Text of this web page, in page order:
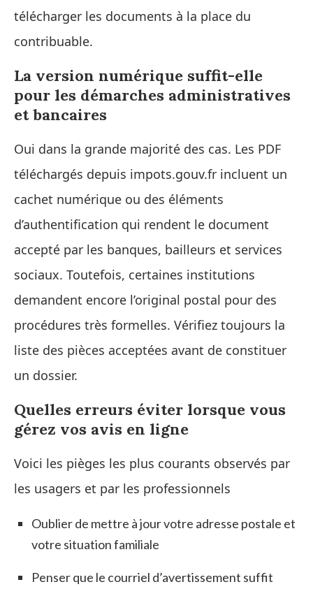
télécharger les documents à la place du
contribuable.
La version numérique suffit-elle
pour les démarches administratives
et bancaires
Oui dans la grande majorité des cas. Les PDF
téléchargés depuis impots.gouv.fr incluent un
cachet numérique ou des éléments
d’authentification qui rendent le document
accepté par les banques, bailleurs et services
sociaux. Toutefois, certaines institutions
demandent encore l’original postal pour des
procédures très formelles. Vérifiez toujours la
liste des pièces acceptées avant de constituer
un dossier.
Quelles erreurs éviter lorsque vous
gérez vos avis en ligne
Voici les pièges les plus courants observés par
les usagers et par les professionnels
Oublier de mettre à jour votre adresse postale et
votre situation familiale
Penser que le courriel d’avertissement suffit